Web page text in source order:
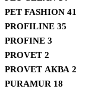
PET FASHION 41
PROFILINE 35
PROFINE 3
PROVET 2
PROVET АКВА 2
PURAMUR 18